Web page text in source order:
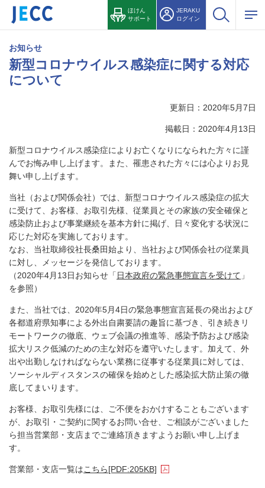
ほけん
サポート
JERAKU
ログイン
お知らせ
新型コロナウイルス感染症に関する対応
について
更新日：2020年5月7日
掲載日：2020年4月13日
新型コロナウイルス感染症によりお亡くなりになられた方々に謹
んでお悔み申し上げます。また、罹患された方々には心よりお見
舞い申し上げます。
当社（および関係会社）では、新型コロナウイルス感染症の拡大
に受けて、お客様、お取引先様、従業員とその家族の安全確保と
感染防止および事業継続を基本方針に掲げ、日々変化する状況に
応じた対応を実施しております。
なお、当社取締役社長桑田始より、当社および関係会社の従業員
に対し、メッセージを発信しております。
（2020年4月13日お知らせ「 日本政府の緊急事態宣言を受けて 」
を参照）
また、当社では、2020年5月4日の緊急事態宣言延長の発出および
各都道府県知事による外出自粛要請の趣旨に基づき、引き続きリ
モートワークの徹底、ウェブ会議の推進等、感染予防および感染
拡大リスク低減のための主な対応を遵守いたします。加えて、外
出や出勤しなければならない業務に従事する従業員に対しては、
ソーシャルディスタンスの確保を始めとした感染拡大防止策の徹
底してまいります。
お客様、お取引先様には、ご不便をおかけすることもございます
が、お取引・ご契約に関するお問い合せ、ご相談がございました
ら担当営業部・支店までご連絡頂きますようお願い申し上げま
す。
営業部・支店一覧はこちら[PDF:205KB]